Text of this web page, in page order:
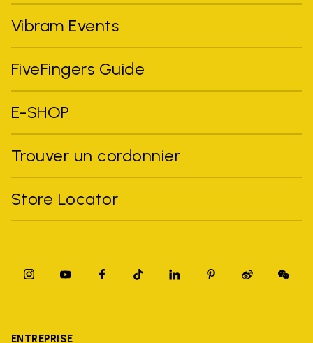
Vibram Events
FiveFingers Guide
E-SHOP
Trouver un cordonnier
Store Locator
ENTREPRISE